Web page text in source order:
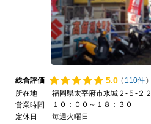
総合評価 5.0 ( 110件)
所在地
福岡県太宰府市水城２-５-２２
営業時間
１０：００～１８：３０
定休日
毎週火曜日